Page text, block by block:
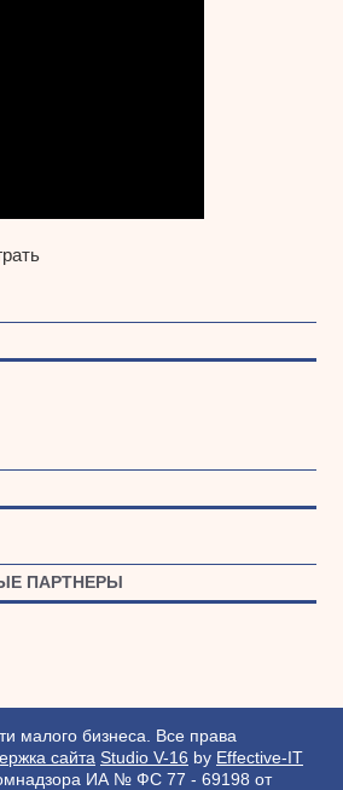
ПАРТНЕРЫ
малого бизнеса. Все права
сайта Studio V-16 by Effective-IT
ИА № ФС 77 - 69198 от